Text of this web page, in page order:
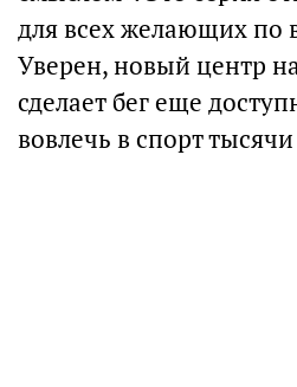
для всех желающих по
Уверен, новый центр
сделает бег еще
вовлечь в спорт